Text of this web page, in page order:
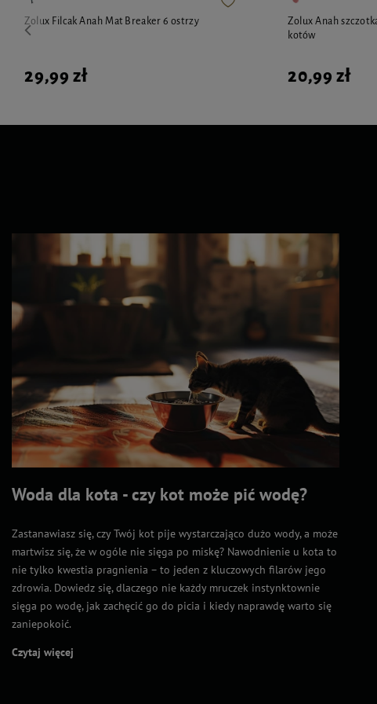
Zolux Filcak Anah Mat Breaker 6 ostrzy
29,99 zł
Zolux Anah
kotów
20,99 zł
Woda dla kota - czy kot może pić wodę?
Zastanawiasz się, czy Twój kot pije wystarczająco dużo wody, a może
martwisz się, że w ogóle nie sięga po miskę? Nawodnienie u kota to
nie tylko kwestia pragnienia – to jeden z kluczowych filarów jego
zdrowia. Dowiedz się, dlaczego nie każdy mruczek instynktownie
sięga po wodę, jak zachęcić go do picia i kiedy naprawdę warto się
zaniepokoić.
Czytaj więcej